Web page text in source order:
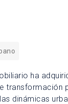
ha
transformación
dinámicas